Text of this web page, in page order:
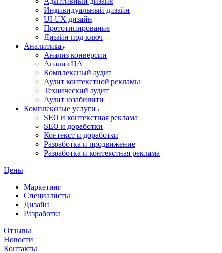
Индивидуальный дизайн
UI‑UX дизайн
Прототипирование
Дизайн под ключ
Аналитика
Анализ конверсии
Анализ ЦА
Комплексный аудит
Аудит контекстной рекламы
Технический аудит
Аудит юзабилити
Комплексные услуги
SEO и контекстная реклама
SEO и доработки
Контекст и доработки
Разработка и продвижение
Разработка и контекстная реклама
Цены
Маркетинг
Специалисты
Дизайн
Разработка
Отзывы
Новости
Контакты